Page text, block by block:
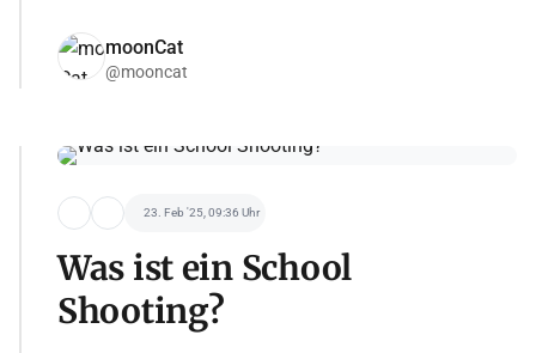
moonCat
@mooncat
23. Feb '25, 09:36 Uhr
Was ist ein School
Shooting?